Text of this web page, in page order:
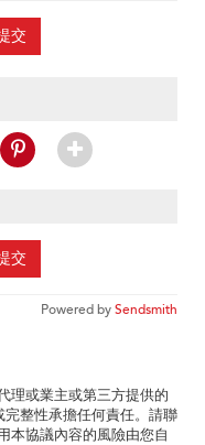
交
交
Powered bySendsmith
理或業主或第三方提供的
整性承擔任何責任。請聯
本協議內容的風險由您自